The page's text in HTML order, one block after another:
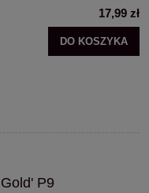
17,99 zł
DO KOSZYKA
P9